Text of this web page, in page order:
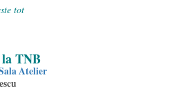
tot
TNB
Atelier